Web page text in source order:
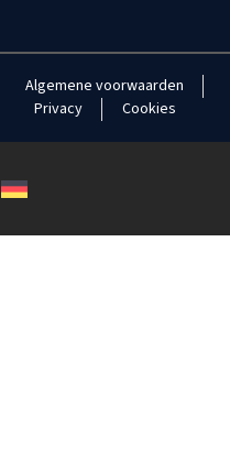
Algemene voorwaarden
Privacy
Cookies